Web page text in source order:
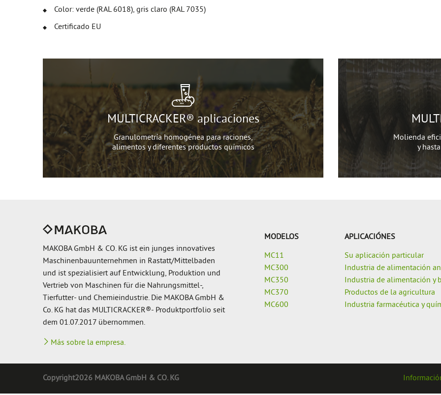
Color: verde (RAL 6018), gris claro (RAL 7035)
Certificado EU
MULTICRACKER® aplicaciones
Granulometría homogénea para raciones,
alimentos y diferentes productos químicos
Molienda
y
MAKOBA GmbH & CO. KG ist ein junges innovatives
Maschinenbauunternehmen in Rastatt/Mittelbaden
und ist spezialisiert auf Entwicklung, Produktion und
Vertrieb von Maschinen für die Nahrungsmittel-,
Tierfutter- und Chemieindustrie. Die MAKOBA GmbH &
Co. KG hat das MULTICRACKER®- Produktportfolio seit
dem 01.07.2017 übernommen.
Más sobre la empresa.
MODELOS
MC11
MC300
MC350
MC370
MC600
APLICACIÓNES
Su aplicación particular
Industria de alimentación
Industria de alimentación y
Productos de la agricultura
Industria farmacéutica y
Copyright2026 MAKOBA GmbH & CO. KG